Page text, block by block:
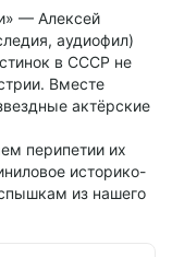
— Алексей
аудиофил)
в СССР не
Вместе
актёрские
перипетии их
историко-
из нашего